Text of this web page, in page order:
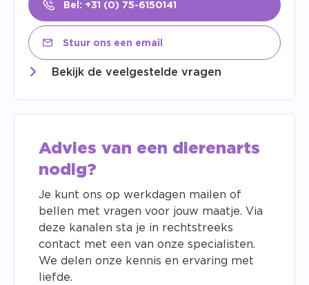
Bel: +31 (0) 75-6150141
Stuur ons een email
Bekijk de veelgestelde vragen
Advies van een dierenarts
nodig?
Je kunt ons op werkdagen mailen of
bellen met vragen voor jouw maatje. Via
deze kanalen sta je in rechtstreeks
contact met een van onze specialisten.
We delen onze kennis en ervaring met
liefde.